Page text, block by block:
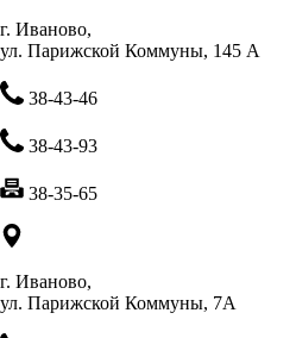
г. Иваново,
ул. Парижской Коммуны, 145 А
38-43-46
38-43-93
38-35-65
г. Иваново,
ул. Парижской Коммуны, 7А